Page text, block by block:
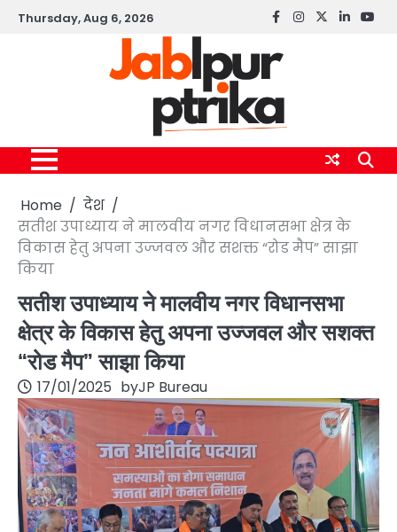
SkipThursday, Aug 6, 2026 Facebook
instagram
twitterlinkedin
Home
देश
सतीश उपाध्याय ने मालवीय नगर विधानसभा क्षेत्र के
विकास हेतु अपना उज्जवल और सशक्त “रोड मैप” साझा
किया
सतीश उपाध्याय ने मालवीय नगर विधानसभा
क्षेत्र के विकास हेतु अपना उज्जवल और सशक्त
“रोड मैप” साझा किया
17/01/2025 byJP Bureau